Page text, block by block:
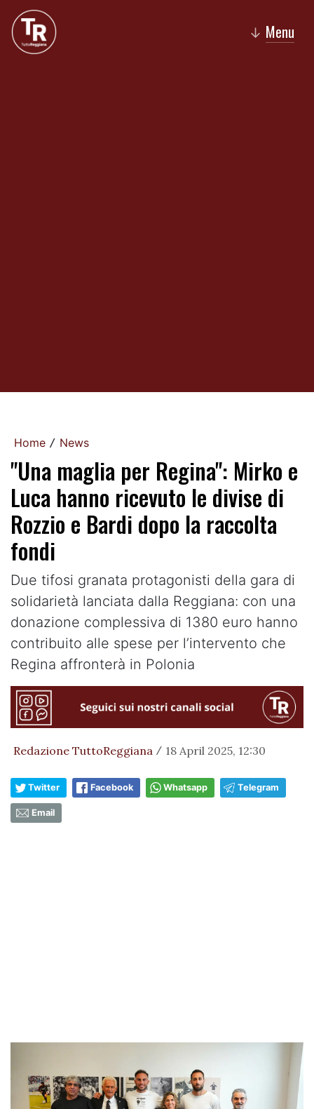
↓ Menu
Home / News
"Una maglia per Regina": Mirko e
Luca hanno ricevuto le divise di
Rozzio e Bardi dopo la raccolta
fondi
Due tifosi granata protagonisti della gara di
solidarietà lanciata dalla Reggiana: con una
donazione complessiva di 1380 euro hanno
contribuito alle spese per l’intervento che
Regina affronterà in Polonia
Redazione TuttoReggiana / 18 April 2025, 12:30
Twitter Facebook Whatsapp Telegram
Email